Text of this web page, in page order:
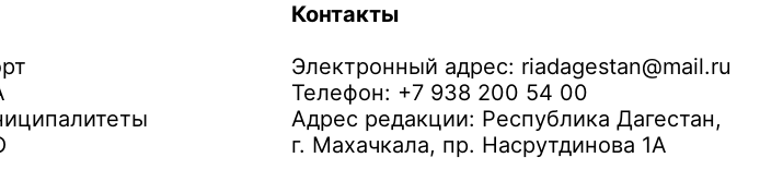
Контакты
Электронный адрес: riadagestan@mail.ru
Телефон: +7 938 200 54 00
Адрес редакции: Республика Дагестан,
г. Махачкала, пр. Насрутдинова 1А